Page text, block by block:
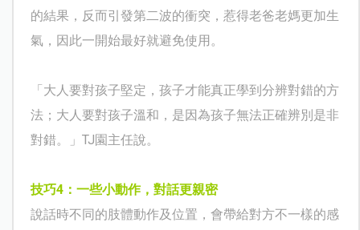
的結果，反而引發第二波的衝突，惹得老爸老媽更加生
氣，因此一開始最好就避免使用。
「大人要對孩子堅定，孩子才能真正學到分辨對錯的方
法；大人要對孩子溫和，是因為孩子無法正確辨別是非
對錯。」 TJ 園主任說。
技巧4：一些小動作，對話更親密
說話時不同的肢體動作及位置，會帶給對方不一樣的感